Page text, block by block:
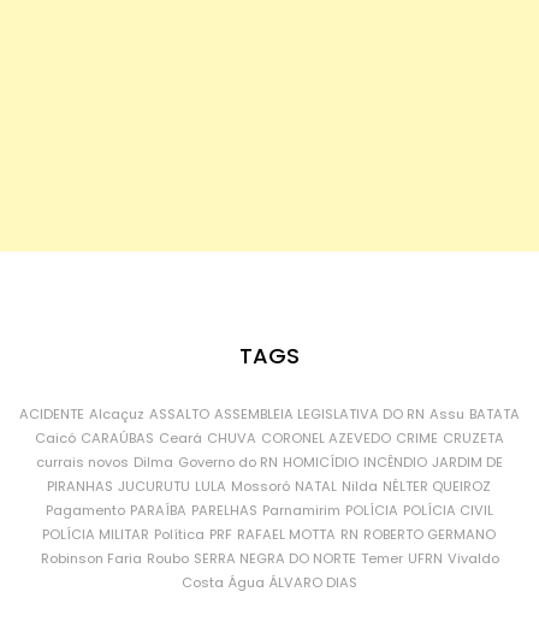
TAGS
ACIDENTE Alcaçuz ASSALTO ASSEMBLEIA LEGISLATIVA DO RN Assu BATATA
Caicó CARAÚBAS Ceará CHUVA CORONEL AZEVEDO CRIME CRUZETA
currais novos Dilma Governo do RN HOMICÍDIO INCÊNDIO JARDIM DE
PIRANHAS JUCURUTU LULA Mossoró NATAL Nilda NÉLTER QUEIROZ
Pagamento PARAÍBA PARELHAS Parnamirim POLÍCIA POLÍCIA CIVIL
POLÍCIA MILITAR Política PRF RAFAEL MOTTA RN ROBERTO GERMANO
Robinson Faria Roubo SERRA NEGRA DO NORTE Temer UFRN Vivaldo
Costa Água ÁLVARO DIAS